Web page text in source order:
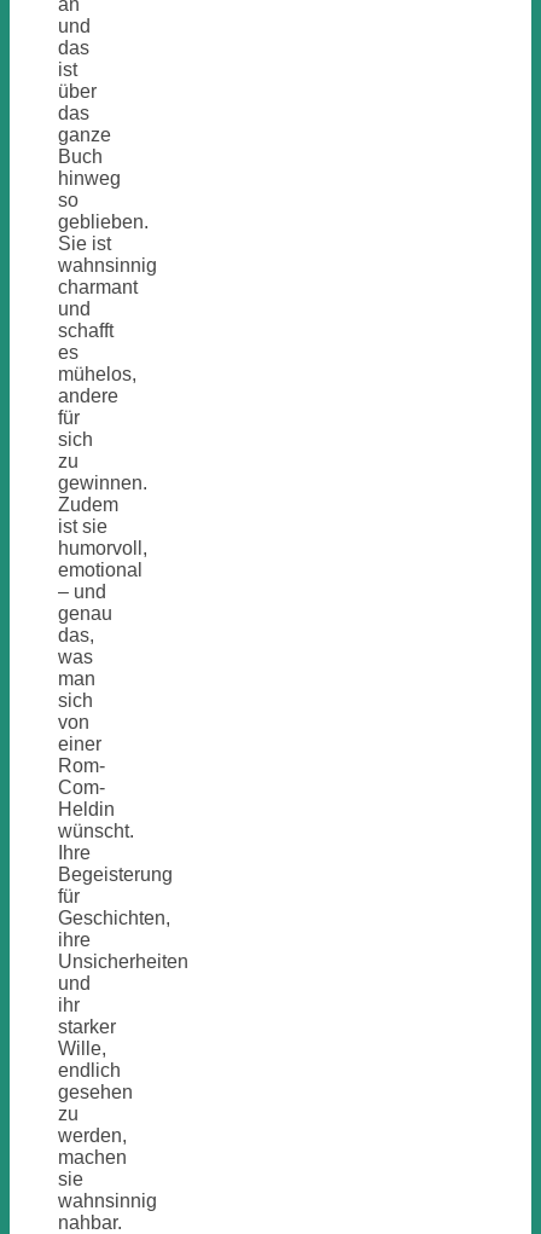
und
das
ist
über
das
ganze
Buch
hinweg
so
geblieben.
Sie ist
wahnsinnig
charmant
und
schafft
es
mühelos,
andere
für
sich
zu
gewinnen.
Zudem
ist sie
humorvoll,
emotional
– und
genau
das,
was
man
sich
von
einer
Rom-
Com-
Heldin
wünscht.
Ihre
Begeisterung
für
Geschichten,
ihre
Unsicherheiten
und
ihr
starker
Wille,
endlich
gesehen
zu
werden,
machen
sie
wahnsinnig
nahbar.